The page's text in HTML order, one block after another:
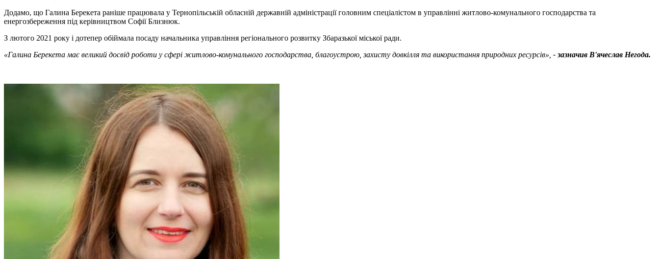
Додамо, що Галина Берекета раніше працювала у Тернопільській обласній державній адміністрації головним спеціалістом в управлінні житлово-комунального господарства та
енергозбереження під керівництвом Софії Близнюк.
З лютого 2021 року і дотепер обіймала посаду начальника управління регіонального розвитку Збаразької міської ради.
«Галина Берекета має великий досвід роботи у сфері житлово-комунального господарства, благоустрою, захисту довкілля та використання природних ресурсів», - зазначив В'ячеслав Негода.